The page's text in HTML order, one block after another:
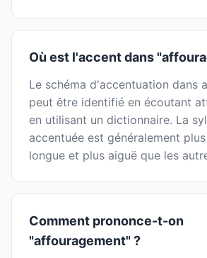
Où est l'accent dans
Le schéma d'accentuation dans
peut être identifié en écoutant
en utilisant un dictionnaire. La
accentuée est généralement
longue et plus aiguë que les
Comment prononce-t-on
"affouragement" ?